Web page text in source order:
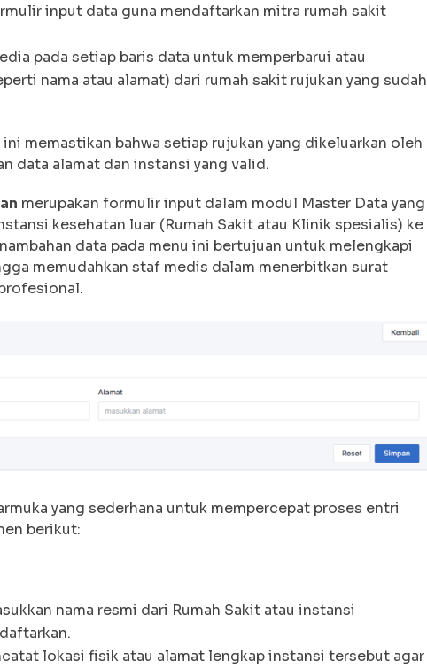
input data guna mendaftarkan mitra rumah sakit
pada setiap baris data untuk memperbarui atau
nama atau alamat) dari rumah sakit rujukan yang sudah
memastikan bahwa setiap rujukan yang dikeluarkan oleh
data alamat dan instansi yang valid.
merupakan formulir input dalam modul Master Data yang
kesehatan luar (Rumah Sakit atau Klinik spesialis) ke
data pada menu ini bertujuan untuk melengkapi
memudahkan staf medis dalam menerbitkan surat
yang sederhana untuk mempercepat proses entri
berikut:
nama resmi dari Rumah Sakit atau instansi
lokasi fisik atau alamat lengkap instansi tersebut agar